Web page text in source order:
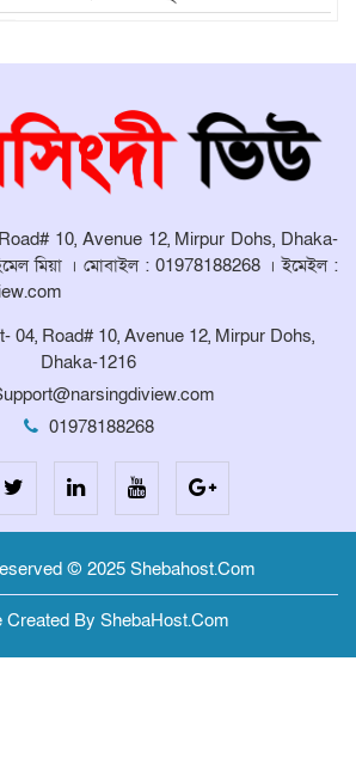
10, Avenue 12, Mirpur Dohs, Dhaka-
মিয়া । মোবাইল : 01978188268 । ইমেইল :
04, Road# 10, Avenue 12, Mirpur Dohs,
Dhaka-1216
01978188268
© 2025 Shebahost.Com
Created By ShebaHost.Com